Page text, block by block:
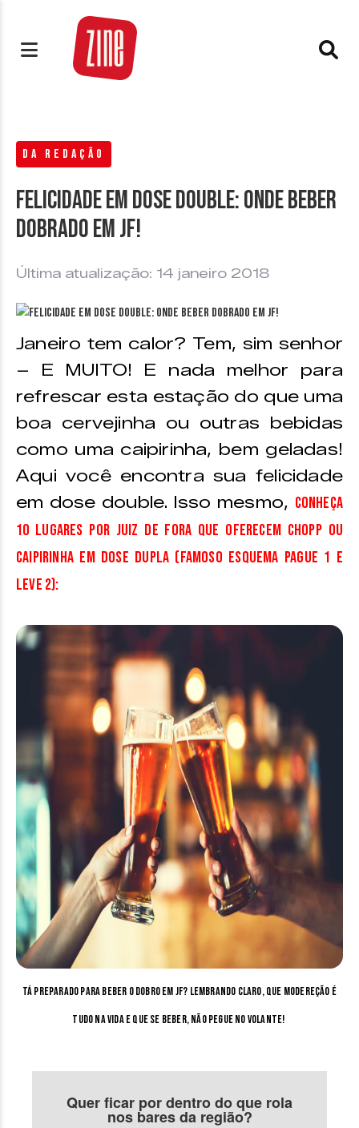
DA REDAÇÃO
Felicidade em dose double: onde beber
dobrado em JF!
Última atualização: 14 janeiro 2018
Janeiro tem calor? Tem, sim senhor
– E MUITO! E nada melhor para
refrescar esta estação do que uma
boa cervejinha ou outras bebidas
como uma caipirinha, bem geladas!
Aqui você encontra sua felicidade
em dose double. Isso mesmo, conheça
10 lugares por Juiz de Fora que oferecem Chopp ou
caipirinha em dose dupla (famoso esquema pague 1 e
leve 2):
Tá preparado para beber o dobro em JF? Lembrando claro, que modereção é
tudo na vida e que se beber, não pegue no volante!
Quer ficar por dentro do que rola
nos bares da região?